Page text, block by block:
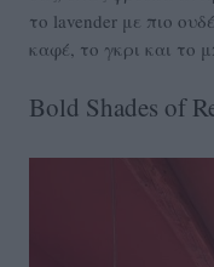
το lavender με πιο
καφέ, το γκρι και το
Bold Shades of